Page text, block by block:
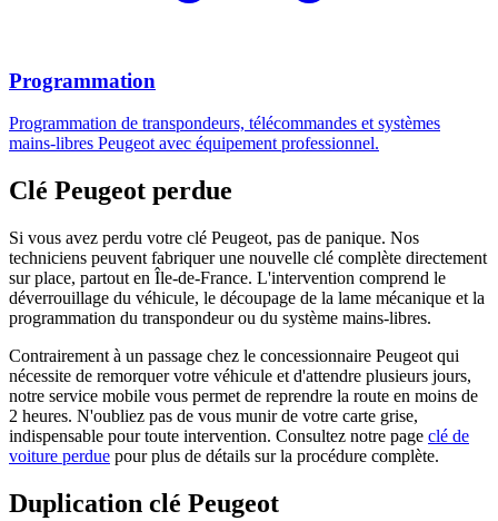
Programmation
Programmation de transpondeurs, télécommandes et systèmes
mains-libres Peugeot avec équipement professionnel.
Clé Peugeot perdue
Si vous avez perdu votre clé Peugeot, pas de panique. Nos
techniciens peuvent fabriquer une nouvelle clé complète directement
sur place, partout en Île-de-France. L'intervention comprend le
déverrouillage du véhicule, le découpage de la lame mécanique et la
programmation du transpondeur ou du système mains-libres.
Contrairement à un passage chez le concessionnaire Peugeot qui
nécessite de remorquer votre véhicule et d'attendre plusieurs jours,
notre service mobile vous permet de reprendre la route en moins de
2 heures. N'oubliez pas de vous munir de votre carte grise,
indispensable pour toute intervention. Consultez notre page clé de
voiture perdue pour plus de détails sur la procédure complète.
Duplication clé Peugeot